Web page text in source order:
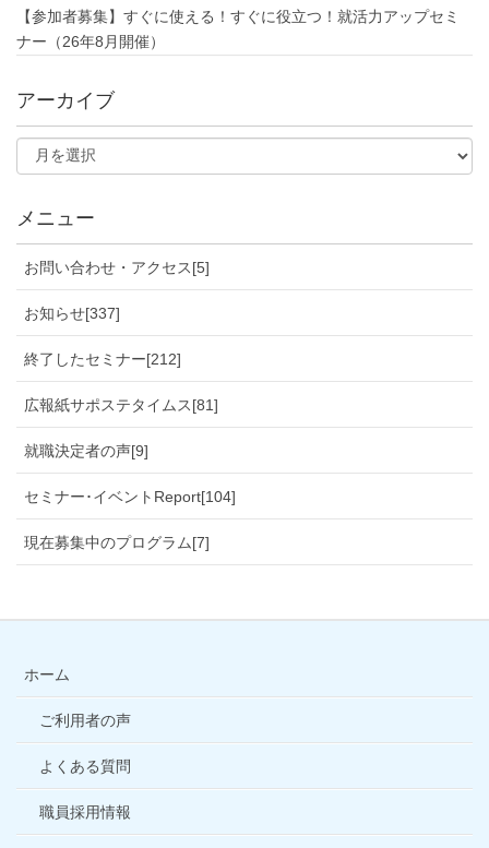
【参加者募集】すぐに使える！すぐに役立つ！就活力アップセミ
ナー（26年8月開催）
アーカイブ
メニュー
お問い合わせ・アクセス[5]
お知らせ[337]
終了したセミナー[212]
広報紙サポステタイムス[81]
就職決定者の声[9]
セミナー･イベントReport[104]
現在募集中のプログラム[7]
ホーム
ご利用者の声
よくある質問
職員採用情報